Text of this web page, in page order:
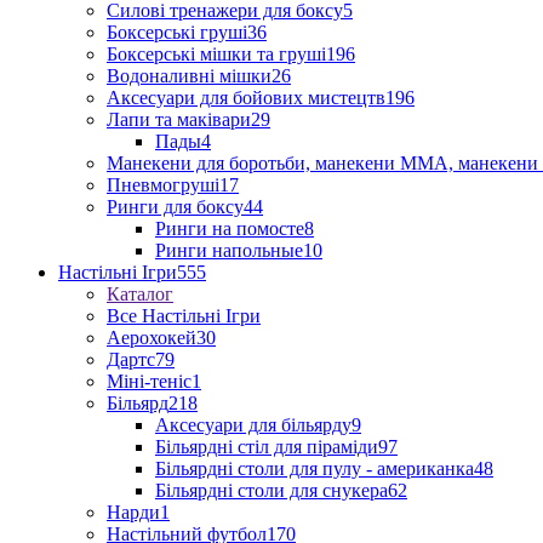
Силові тренажери для боксу5
Боксерські груші36
Боксерські мішки та груші196
Водоналивні мішки26
Аксесуари для бойових мистецтв196
Лапи та маківари29
Пады4
Манекени для боротьби, манекени ММА, манекени
Пневмогруші17
Ринги для боксу44
Ринги на помосте8
Ринги напольные10
Настільні Ігри555
Каталог
Все Настільні Ігри
Аерохокей30
Дартс79
Міні-теніс1
Більярд218
Аксесуари для більярду9
Більярдні стіл для піраміди97
Більярдні столи для пулу - американка48
Більярдні столи для снукера62
Нарди1
Настільний футбол170